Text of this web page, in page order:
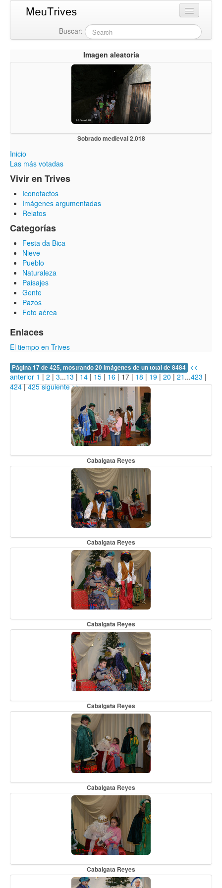
Buscar:
Imagen aleatoria
Sobrado medieval 2.018
Inicio
Las más votadas
Vivir en Trives
Iconofactos
Imágenes argumentadas
Relatos
Categorías
Festa da Bica
Nieve
Pueblo
Naturaleza
Paisajes
Gente
Pazos
Foto aérea
Enlaces
El tiempo en Trives
Página 17 de 425, mostrando 20 imágenes de un total de 8484 <<
anterior 1 | 2 | 3...13 | 14 | 15 | 16 | 17 | 18 | 19 | 20 | 21 ...423 |
424|425 siguiente >>
Cabalgata Reyes
Cabalgata Reyes
Cabalgata Reyes
Cabalgata Reyes
Cabalgata Reyes
Cabalgata Reyes